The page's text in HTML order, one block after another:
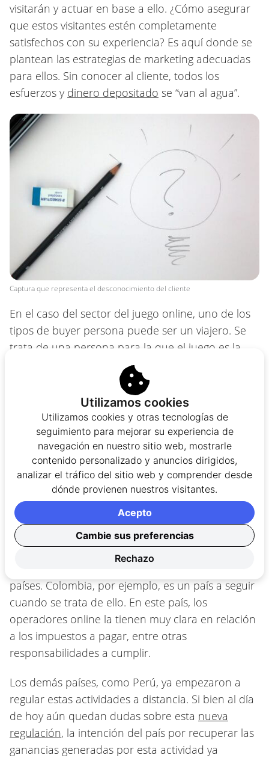
visitarán y actuar en base a ello. ¿Cómo asegurar
que estos visitantes estén completamente
satisfechos con su experiencia? Es aquí donde se
plantean las estrategias de marketing adecuadas
para ellos. Sin conocer al cliente, todos los
esfuerzos y dinero depositado se “van al agua”.
Captura que representa el desconocimiento del cliente
En el caso del sector del juego online, uno de los
tipos de buyer persona puede ser un viajero. Se
trata de una persona para la que el juego es la
mejor manera de relajarse y divertirse, por lo que
esta persona se toma un tiempo libre para jugar a
los juegos más emocionantes. En ese sentido,
según sus deseos y necesidades particulares, se
deberán ofrecer los productos más adecuados
para él o ella.
Conclusión
La industria del juego online viene creciendo, cada
vez más, en América Latina. Esto viene
acompañado de las nuevas leyes que se vienen
países. Colombia, por ejemplo, es un país a seguir
cuando se trata de ello. En este país, los
operadores online la tienen muy clara en relación
a los impuestos a pagar, entre otras
responsabilidades a cumplir.
Los demás países, como Perú, ya empezaron a
regular estas actividades a distancia. Si bien al día
de hoy aún quedan dudas sobre esta nueva
regulación, la intención del país por recuperar las
ganancias generadas por esta actividad ya
Utilizamos cookies
Utilizamos cookies y otras tecnologías de
seguimiento para mejorar su experiencia de
navegación en nuestro sitio web, mostrarle
contenido personalizado y anuncios dirigidos,
analizar el tráfico del sitio web y comprender desde
dónde provienen nuestros visitantes.
Cambie sus preferencias
Rechazo
Acepto